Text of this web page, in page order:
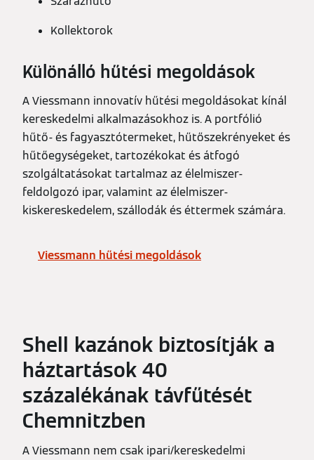
Kollektorok
Különálló hűtési megoldások
A Viessmann innovatív hűtési megoldásokat kínál
kereskedelmi alkalmazásokhoz is. A portfólió
hűtő- és fagyasztótermeket, hűtőszekrényeket és
hűtőegységeket, tartozékokat és átfogó
szolgáltatásokat tartalmaz az élelmiszer-
feldolgozó ipar, valamint az élelmiszer-
kiskereskedelem, szállodák és éttermek számára.
Viessmann hűtési megoldások
Shell kazánok biztosítják a
háztartások 40
százalékának távfűtését
Chemnitzben
A Viessmann nem csak ipari/kereskedelmi